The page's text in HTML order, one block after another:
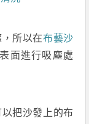
所以在布藝沙
面進行吸塵處
把沙發上的布